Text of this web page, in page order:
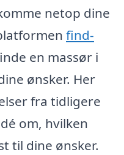
netop dine
find-
en massør i
ønsker. Her
fra tidligere
om, hvilken
til dine ønsker.